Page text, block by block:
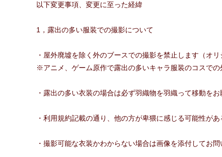
以下変更事項、変更に至った経緯
1，露出の多い服装での撮影について
・屋外廃墟を除く外のブースでの撮影を禁止します（オ
※アニメ、ゲーム原作で露出の多いキャラ服装のコスで
・露出の多い衣装の場合は必ず羽織物を羽織って移動をお
・利用規約記載の通り、他の方が卑猥に感じる可能性が
・撮影可能な衣装かわからない場合は画像を添付してお問